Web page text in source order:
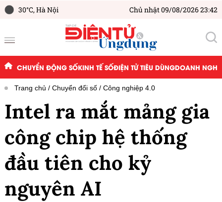
30°C,Hà Nội Chủ nhật 09/08/2026 23:42
CHUYỂN ĐỘNG SỐKINH TẾ SỐĐIỆN TỬ TIÊU DÙNGDOANH
Trang chủ Chuyển đổi số Công nghiệp 4.0
Intel ra mắt mảng gia
công chip hệ thống
đầu tiên cho kỷ
nguyên AI